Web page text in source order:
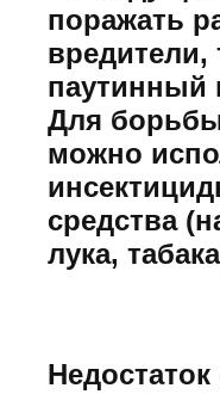
поражать
вредители,
паутинный
Для
можно
средства
лука,